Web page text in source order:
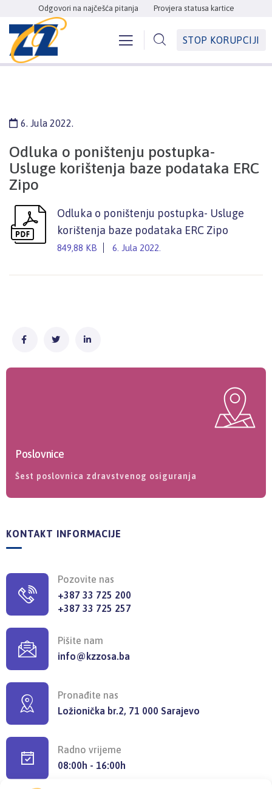
Odgovori na najčešća pitanja Provjera statusa kartice
STOP KORUPCIJI
6. Jula 2022.
Odluka o poništenju postupka-
Usluge korištenja baze podataka ERC
Zipo
Odluka o poništenju postupka- Usluge
korištenja baze podataka ERC Zipo
849,88 KB 6. Jula 2022.
Poslovnice
Šest poslovnica zdravstvenog osiguranja
KONTAKT INFORMACIJE
Pozovite nas
+387 33 725 200
+387 33 725 257
Pišite nam
info@kzzosa.ba
Pronađite nas
Ložionička br.2, 71 000 Sarajevo
Radno vrijeme
08:00h - 16:00h